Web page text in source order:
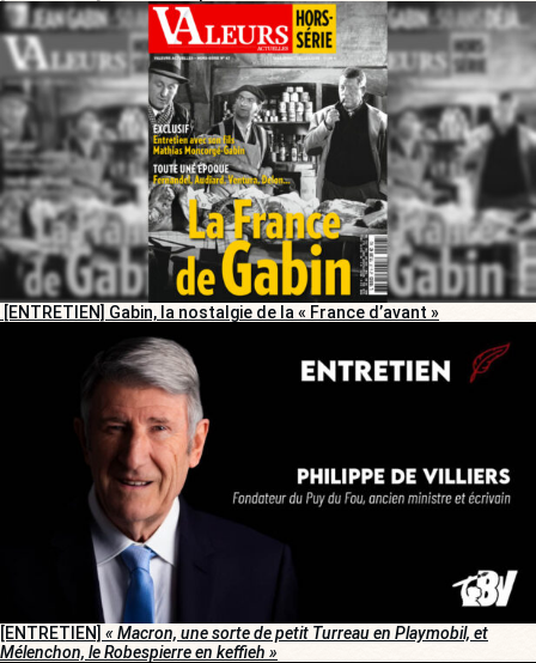
[ENTRETIEN] Gabin, la nostalgie de la « France d’avant »
[ENTRETIEN] « Macron, une sorte de petit Turreau en Playmobil, et
Mélenchon, le Robespierre en keffieh »